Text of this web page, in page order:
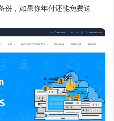
份，如果你年付还能免费送